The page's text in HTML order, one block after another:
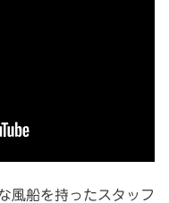
風船を持ったスタッフ